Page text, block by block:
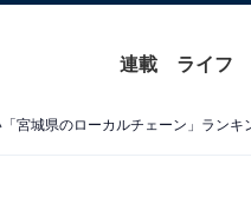
連載 ライフ